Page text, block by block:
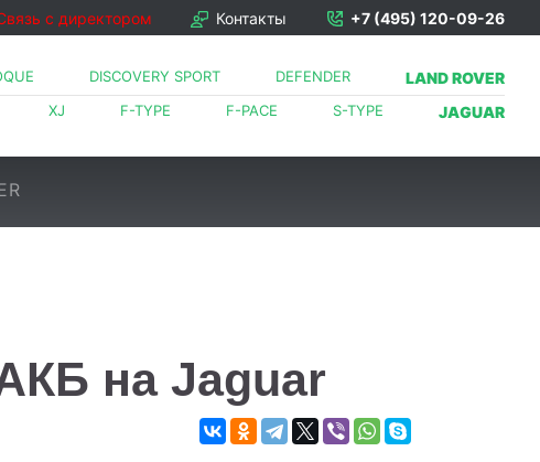
+7 (495) 120-09-26
Контакты
с директором
LAND ROVER
DEFENDER
DISCOVERY SPORT
JAGUAR
S-TYPE
F-PACE
F-TYPE
XJ